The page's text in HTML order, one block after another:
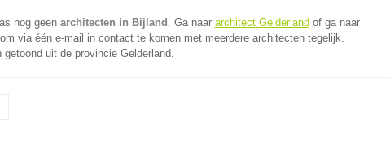
nog geen architecten in Bijland . Ga naar architect Gelderland of ga naar
via één e-mail in contact te komen met meerdere architecten tegelijk.
getoond uit de provincie Gelderland.